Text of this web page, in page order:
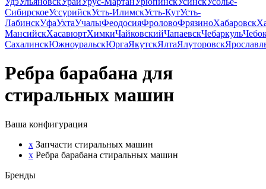
СибирскоеУссурийскУсть-ИлимскУсть-КутУсть-
ЛабинскУфаУхтаУчалыФеодосияФроловоФрязиноХабаровск
МансийскХасавюртХимкиЧайковскийЧапаевскЧебаркуль
СахалинскЮжноуральскЮргаЯкутскЯлтаЯлуторовск
Ребра барабана для
стиральных машин
Ваша конфигурация
x Запчасти стиральных машин
x Ребра барабана стиральных машин
Бренды